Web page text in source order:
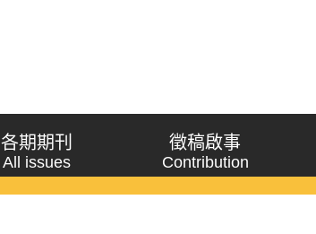
各期期刊
All issues
徵稿啟事
Contribution